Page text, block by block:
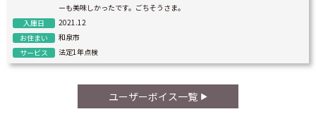
ーも美味しかったです。ごちそうさま。
入庫日
2021.12
お住まい
和泉市
サービス
法定1年点検
ユーザーボイス一覧